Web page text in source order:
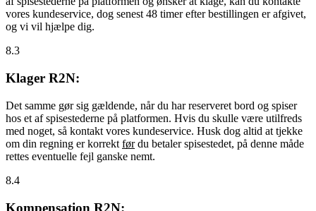
vores kundeservice, dog senest 48 timer efter bestillingen er afgivet,
og vi vil hjælpe dig.
8.3
Klager R2N:
Det samme gør sig gældende, når du har reserveret bord og spiser
hos et af spisestederne på platformen. Hvis du skulle være utilfreds
med noget, så kontakt vores kundeservice. Husk dog altid at tjekke
om din regning er korrekt førdu betaler spisestedet, på denne måde
rettes eventuelle fejl ganske nemt.
8.4
Kompensation R2N: